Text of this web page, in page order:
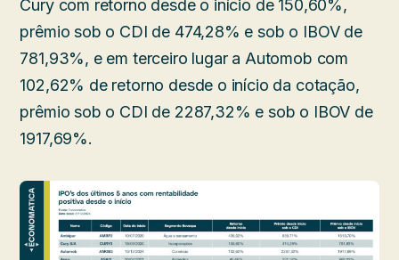
Cury com retorno desde o início de 150,60%,
prêmio sob o CDI de 474,28% e sob o IBOV de
781,93%, e em terceiro lugar a Automob com
102,62% de retorno desde o início da cotação,
prêmio sob o CDI de 2287,32% e sob o IBOV de
1917,69%.